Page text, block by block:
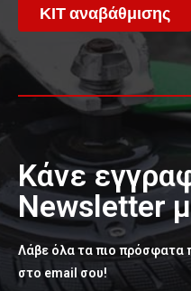
ΚΙΤ αναβάθμισης
Κάνε
Newsletter
Λάβε όλα τα πιο πρόσφατα
στο email σου!